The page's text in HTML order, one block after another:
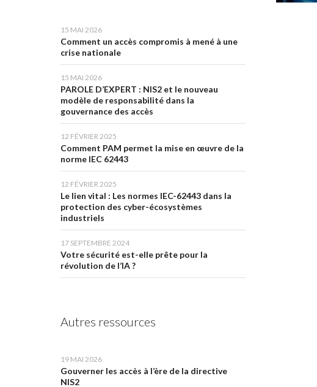
15 MAI 2026
Comment un accès compromis à mené à une
crise nationale
15 MAI 2026
PAROLE D’EXPERT : NIS2 et le nouveau
modèle de responsabilité dans la
gouvernance des accès
12 FÉVRIER 2025
Comment PAM permet la mise en œuvre de la
norme IEC 62443
12 FÉVRIER 2025
Le lien vital : Les normes IEC-62443 dans la
protection des cyber-écosystèmes
industriels
17 SEPTEMBRE 2024
Votre sécurité est-elle prête pour la
révolution de l’IA ?
Autres ressources
19 MAI 2026
Gouverner les accès à l’ère de la directive
NIS2